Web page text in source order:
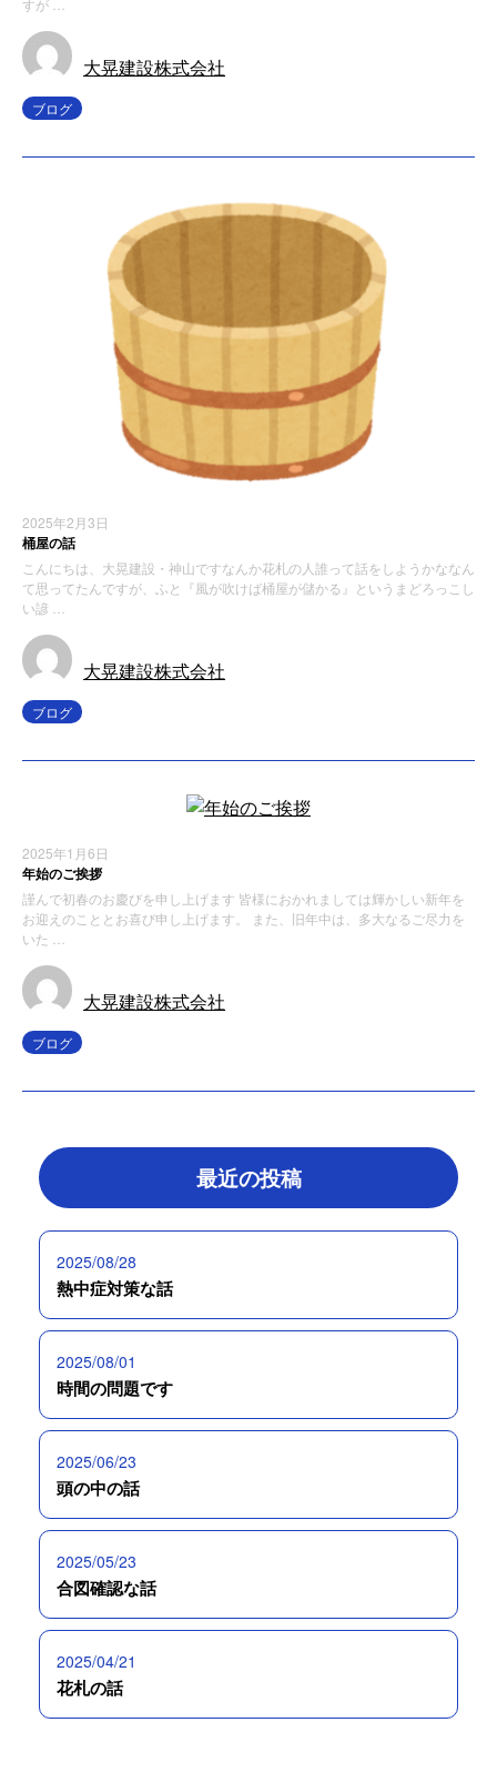
すが …
大晃建設株式会社
ブログ
2025年2月3日
桶屋の話
こんにちは、大晃建設・神山ですなんか花札の人誰って話をしようかななん
て思ってたんですが、ふと『風が吹けば桶屋が儲かる』というまどろっこし
い諺 …
大晃建設株式会社
ブログ
2025年1月6日
年始のご挨拶
謹んで初春のお慶びを申し上げます 皆様におかれましては輝かしい新年を
お迎えのこととお喜び申し上げます。 また、旧年中は、多大なるご尽力を
いた …
大晃建設株式会社
ブログ
最近の投稿
2025/08/28
熱中症対策な話
2025/08/01
時間の問題です
2025/06/23
頭の中の話
2025/05/23
合図確認な話
2025/04/21
花札の話